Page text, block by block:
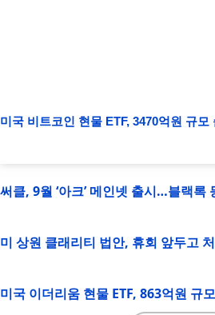
미국 비트코인 현물 ETF, 3470억원 규모
써클, 9월 ‘아크’ 메인넷 출시…블랙록
미 상원 클래리티 법안, 휴회 앞두고
미국 이더리움 현물 ETF, 863억원 규